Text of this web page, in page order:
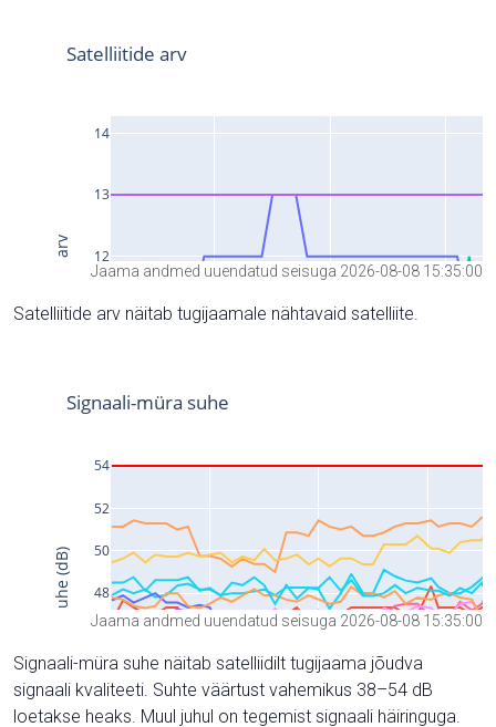
Jaama andmed uuendatud seisuga 2026-08-08 15:35:00
Satelliitide arv näitab tugijaamale nähtavaid satelliite.
Jaama andmed uuendatud seisuga 2026-08-08 15:35:00
Signaali-müra suhe näitab satelliidilt tugijaama jõudva
signaali kvaliteeti. Suhte väärtust vahemikus 38–54 dB
loetakse heaks. Muul juhul on tegemist signaali häiringuga.